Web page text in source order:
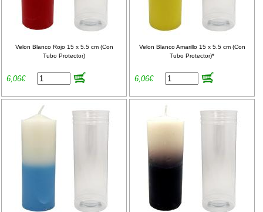
Velon Blanco Rojo 15 x 5.5 cm (Con
Tubo Protector)
6,06€
Velon Blanco Amarillo 15 x 5.5 cm (Con
Tubo Protector)*
6,06€